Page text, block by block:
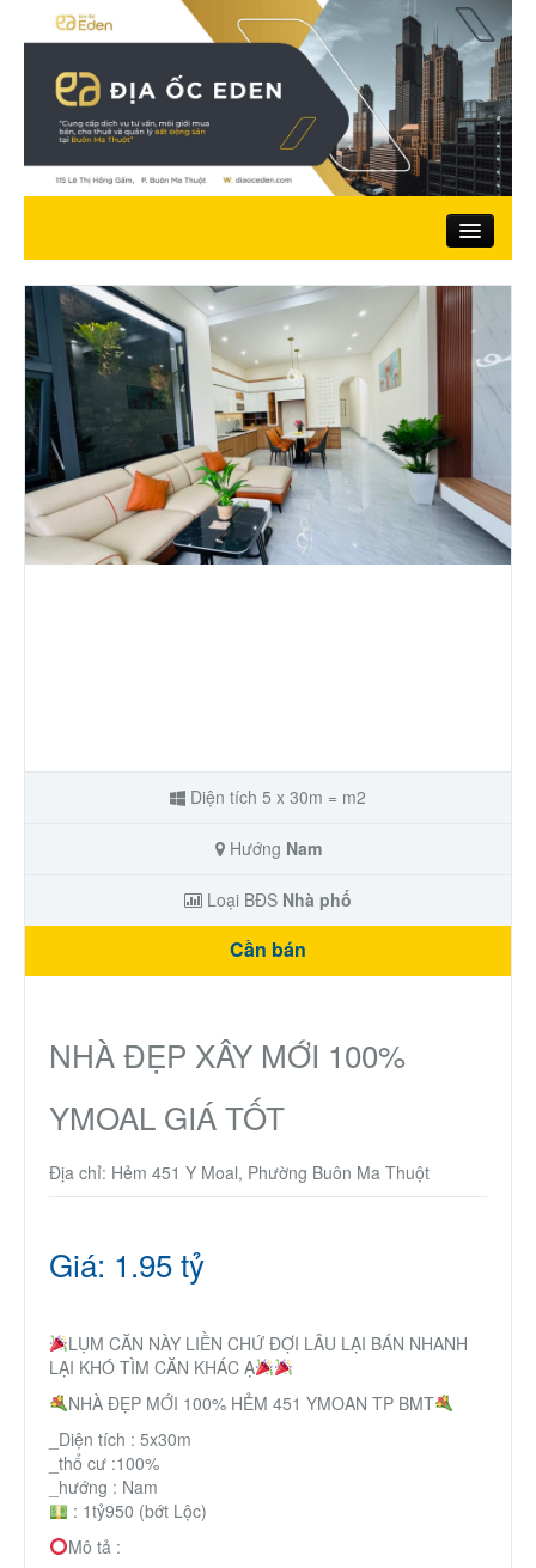
Trang chủ
Giới thiệu
Nhà đất bán
Đất ở
Nhà phố
Ecocity Premia
Thành Phố Cà Phê
Ecocity Premia
Diện tích 5 x 30m = m2
Hướng Nam
Loại BĐS Nhà phố
Cần bán
NHÀ ĐẸP XÂY MỚI 100%
YMOAL GIÁ TỐT
Địa chỉ: Hẻm 451 Y Moal, Phường Buôn Ma Thuột
Giá: 1.95 tỷ
LỤM CĂN NÀY LIỀN CHỨ ĐỢI LÂU LẠI BÁN NHANH
LẠI KHÓ TÌM CĂN KHÁC Ạ
NHÀ ĐẸP MỚI 100% HẺM 451 YMOAN TP BMT
_Diện tích : 5x30m
_thổ cư :100%
_hướng : Nam
: 1tỷ950 (bớt Lộc)
Mô tả :